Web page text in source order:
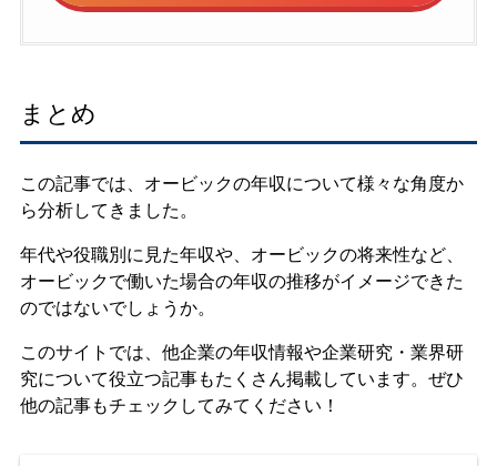
まとめ
この記事では、オービックの年収について様々な角度か
ら分析してきました。
年代や役職別に見た年収や、オービックの将来性など、
オービックで働いた場合の年収の推移がイメージできた
のではないでしょうか。
このサイトでは、他企業の年収情報や企業研究・業界研
究について役立つ記事もたくさん掲載しています。ぜひ
他の記事もチェックしてみてください！